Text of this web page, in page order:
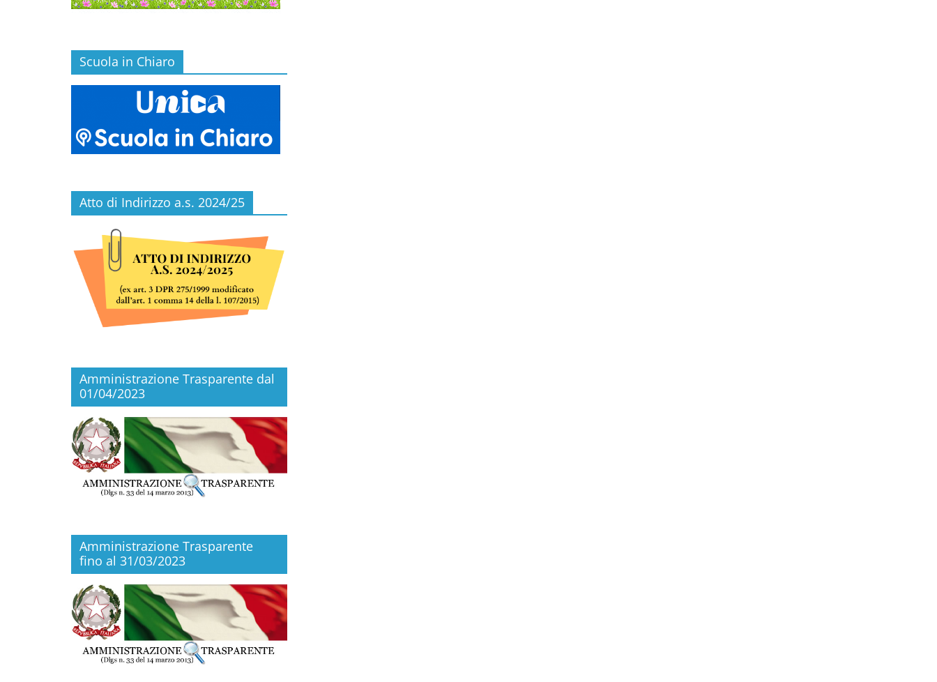
Scuola in Chiaro
Atto di Indirizzo a.s. 2024/25
Amministrazione Trasparente dal
01/04/2023
Amministrazione Trasparente
fino al 31/03/2023